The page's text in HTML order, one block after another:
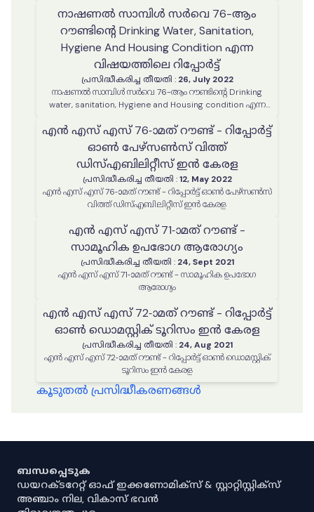
നാഷണൽ സാമ്പിൾ സർവെ 76-ആം
റൗണ്ടിന്റെ Drinking Water, Sanitation,
Hygiene And Housing Condition എന്ന
വിഷയത്തിലെ റിപ്പോർട്ട്
പ്രസിദ്ധീകരിച്ച തീയതി : 26, July 2022
നാഷണൽ സാമ്പിൾ സർവെ 76-ആം റൗണ്ടിന്റെ Drinking
water, sanitation, Hygiene and Housing condition എന്ന
എൻ എസ് എസ് 76-ാമത് റൗണ്ട് - റിപ്പോർട്ട്
ഓൺ പേഴ്സൺസ് വിത്ത്
ഡിസ്എബിലിറ്റീസ് ഇൻ കേരള
പ്രസിദ്ധീകരിച്ച തീയതി : 12, May 2022
എൻ എസ് എസ് 76-ാമത് റൗണ്ട് - റിപ്പോർട്ട് ഓൺ പേഴ്സൺസ്
വിത്ത് ഡിസ്എബിലിറ്റീസ് ഇൻ കേരള
എൻ എസ് എസ് 71-ാമത് റൗണ്ട് -
സാമൂഹിക ഉപഭോഗ ആരോഗ്യം
പ്രസിദ്ധീകരിച്ച തീയതി : 24, Sept 2021
എൻ എസ് എസ് 71-ാമത് റൗണ്ട് - സാമൂഹിക ഉപഭോഗ
ആരോഗ്യം
എൻ എസ് എസ് 72-ാമത് റൗണ്ട് - റിപ്പോർട്ട്
ഓൺ ഡൊമസ്റ്റിക് ടൂറിസം ഇൻ കേരള
പ്രസിദ്ധീകരിച്ച തീയതി : 24, Aug 2021
എൻ എസ് എസ് 72-ാമത് റൗണ്ട് - റിപ്പോർട്ട് ഓൺ ഡൊമസ്റ്റിക്
ടൂറിസം ഇൻ കേരള
കൂടുതൽ പ്രസിദ്ധീകരണങ്ങൾ
ബന്ധപ്പെടുക
ഡയറക്ടറേറ്റ് ഓഫ് ഇക്കണോമിക്സ് & സ്റ്റാറ്റിസ്റ്റിക്സ്
അഞ്ചാം നില, വികാസ് ഭവൻ